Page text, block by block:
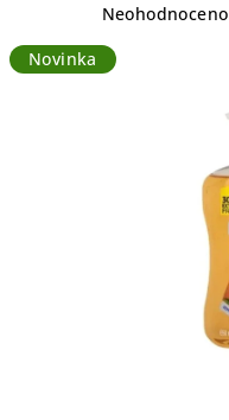
produktu
Neohodnoceno
Novinka